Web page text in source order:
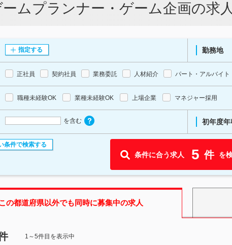
ムプランナー・ゲーム企画の求
指定する 勤務地
正社員 契約社員 業務委託 人材紹介 パート・アルバイト
職種未経験OK 業種未経験OK 上場企業 マネジャー採用
を含む 初年度年
条件で検索する
条件に合う求人 5 件 を
の都道府県以外でも同時に募集中の求人
1～5件目を表示中